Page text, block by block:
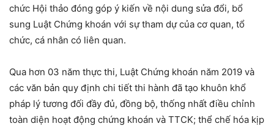
chức Hội thảo đóng góp ý kiến về nội dung sửa đổi, bổ
sung Luật Chứng khoán với sự tham dự của cơ quan, tổ
chức, cá nhân có liên quan.
Qua hơn 03 năm thực thi, Luật Chứng khoán năm 2019 và
các văn bản quy định chi tiết thi hành đã tạo khuôn khổ
pháp lý tương đối đầy đủ, đồng bộ, thống nhất điều chỉnh
toàn diện hoạt động chứng khoán và TTCK; thể chế hóa kịp